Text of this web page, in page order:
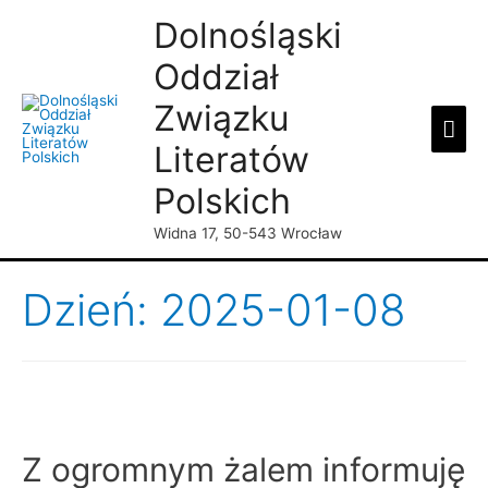
Dolnośląski
Oddział
Związku
Literatów
Polskich
Widna 17, 50-543 Wrocław
Dzień: 2025-01-08
Z ogromnym żalem informuję